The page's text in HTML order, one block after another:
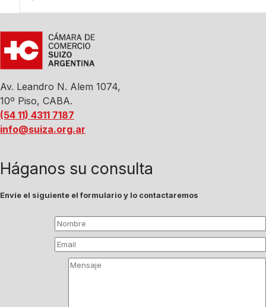
Av. Leandro N. Alem 1074,
10º Piso, CABA.
(54 11) 4311 7187
info@suiza.org.ar
Háganos su consulta
Envíe el siguiente el formulario y lo contactaremos